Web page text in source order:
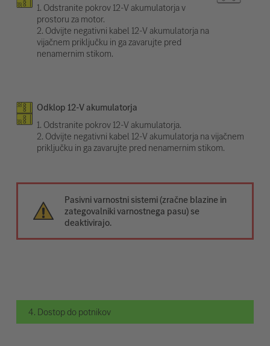
1. Odstranite pokrov 12-V akumulatorja v
prostoru za motor.
2. Odvijte negativni kabel 12-V akumulatorja na
vijačnem priključku in ga zavarujte pred
nenamernim stikom.
Odklop 12-V akumulatorja
1. Odstranite pokrov 12-V akumulatorja.
2. Odvijte negativni kabel 12-V akumulatorja na vijačnem
priključku in ga zavarujte pred nenamernim stikom.
Pasivni varnostni sistemi (zračne blazine in
zategovalniki varnostnega pasu) se
deaktivirajo.
4. Dostop do potnikov